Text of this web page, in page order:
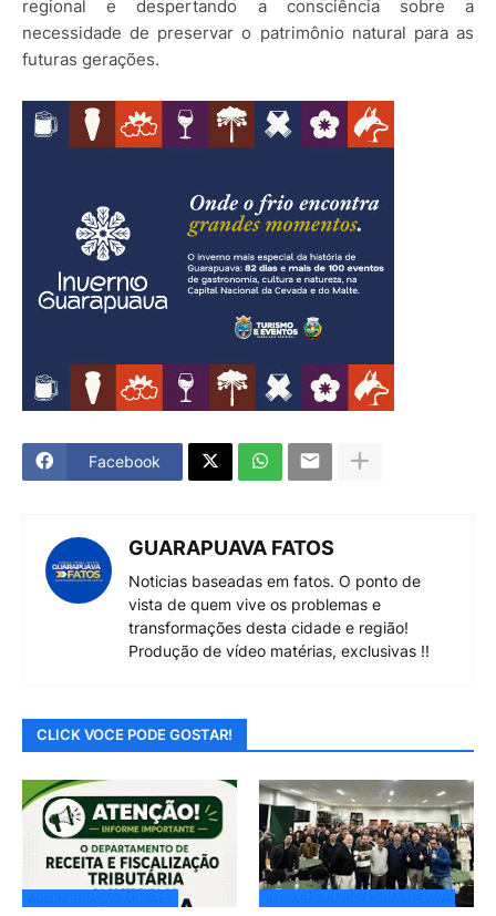
regional e despertando a consciência sobre a
necessidade de preservar o patrimônio natural para as
futuras gerações.
Facebook
GUARAPUAVA FATOS
Noticias baseadas em fatos. O ponto de
vista de quem vive os problemas e
transformações desta cidade e região!
Produção de vídeo matérias, exclusivas !!
CLICK VOCE PODE GOSTAR!